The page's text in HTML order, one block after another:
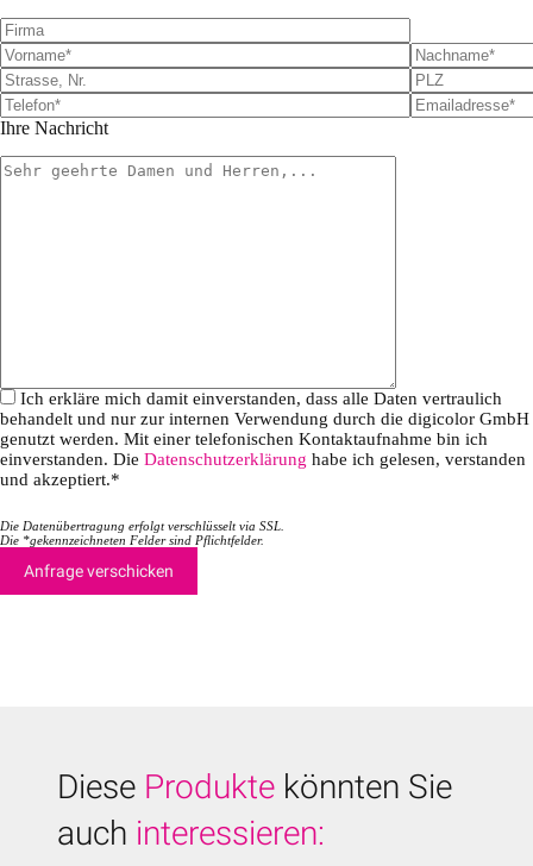
Ihre Nachricht
Ich erkläre mich damit einverstanden, dass alle Daten vertraulich
behandelt und nur zur internen Verwendung durch die digicolor GmbH
genutzt werden. Mit einer telefonischen Kontaktaufnahme bin ich
einverstanden. Die Datenschutzerklärung habe ich gelesen, verstanden
und akzeptiert.*
Die Datenübertragung erfolgt verschlüsselt via SSL.
Die *gekennzeichneten Felder sind Pflichtfelder.
Diese Produkte könnten Sie
auch interessieren: